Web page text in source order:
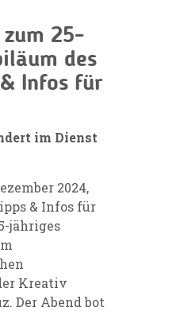
zum 25-
des
Infos für
im Dienst
2024,
& Infos für
jähriges
Kreativ
Der Abend bot